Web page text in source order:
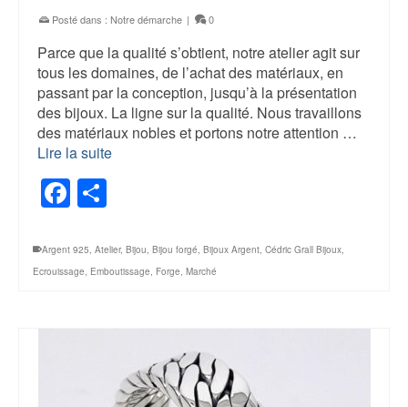
Posté dans : Notre démarche | 0
Parce que la qualité s’obtient, notre atelier agit sur
tous les domaines, de l’achat des matériaux, en
passant par la conception, jusqu’à la présentation
des bijoux. La ligne sur la qualité. Nous travaillons
des matériaux nobles et portons notre attention …
Lire la suite
Facebook
Argent 925 Atelier, Bijou Bijou forgé Bijoux Argent Cédric Grall Bijoux
Ecrouissage Emboutissage Forge Marché